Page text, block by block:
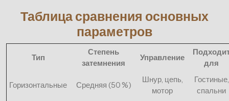
Таблица сравнения основных
параметров
Тип
Степень
затемнения
Управление
для
Горизонтальные Средняя (50 %)
Шнур, цепь,
мотор
Гостиные,
спальни